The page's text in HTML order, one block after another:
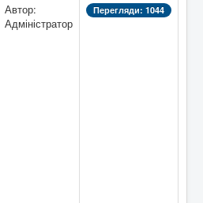
Автор:
Адміністратор
Перегляди: 1044